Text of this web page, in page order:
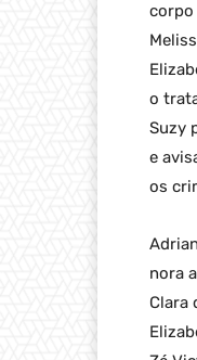
corpo
o
Suzy
e
os
nora
Clara